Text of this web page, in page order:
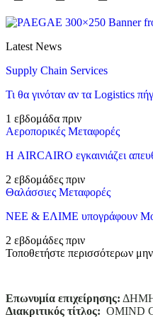
Latest News
Supply Chain Services
Τι θα γινόταν αν τα Logistics
1 εβδομάδα πριν
Αεροπορικές Μεταφορές
Η AIRCAIRO εγκαινιάζει
2 εβδομάδες πριν
Θαλάσσιες Μεταφορές
ΝΕΕ & ΕΛΙΜΕ υπογράφουν
2 εβδομάδες πριν
Τοποθετήστε περισσότερων
Επωνυμία επιχείρησης:
Διακριτικός τίτλος: ΟΜΙΝD